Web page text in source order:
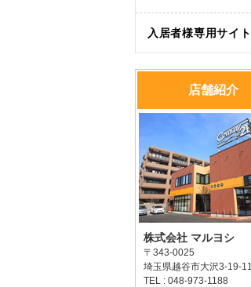
入居者様専用サイト
店舗紹介
株式会社 マルヨシ
〒343-0025
埼玉県越谷市大沢3-19-11
TEL : 048-973-1188